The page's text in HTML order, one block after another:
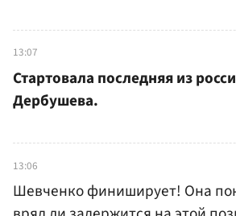
13:07
Стартовала последняя из
Дербушева.
13:06
Шевченко финиширует! Она